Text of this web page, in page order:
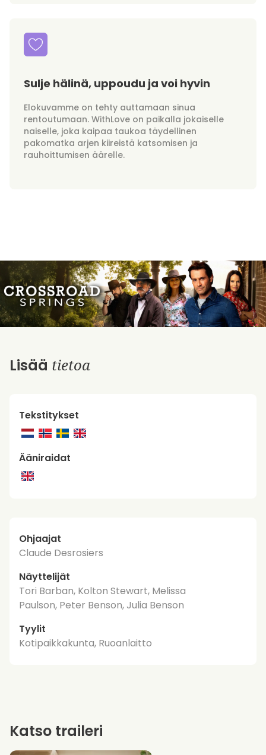
Sulje hälinä, uppoudu ja voi hyvin
Elokuvamme on tehty auttamaan sinua
rentoutumaan. WithLove on paikalla jokaiselle
naiselle, joka kaipaa taukoa täydellinen
pakomatka arjen kiireistä katsomisen ja
rauhoittumisen äärelle.
Lisää tietoa
Tekstitykset
Ääniraidat
Ohjaajat
Claude Desrosiers
Näyttelijät
Tori Barban, Kolton Stewart, Melissa
Paulson, Peter Benson, Julia Benson
Tyylit
Kotipaikkakunta, Ruoanlaitto
Katso traileri